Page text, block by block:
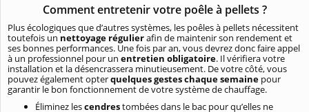
Comment entretenir votre poêle à pellets ?
Plus écologiques que d’autres systèmes, les poêles à pellets nécessitent
toutefois un nettoyage régulierafin de maintenir son rendement et
ses bonnes performances. Une fois par an, vous devrez donc faire appel
à un professionnel pour un entretien obligatoire. Il vérifiera votre
installation et la désencrassera minutieusement. De votre côté, vous
pouvez également opterquelques gestes chaque semaine pour
garantir le bon fonctionnement de votre système de chauffage.
Éliminez lescendrestombées dans le bac pour qu’elles ne